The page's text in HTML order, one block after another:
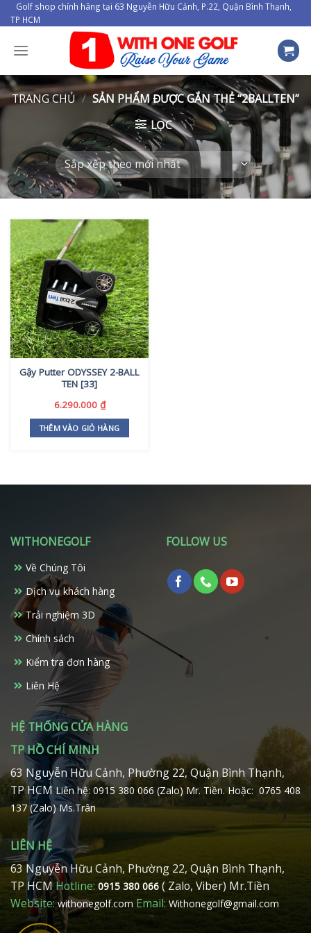
Skip
to
content
Golf shop chính hãng tại 63 Nguyễn Hữu Cảnh, P.22, Quận Bình Thạnh,
TP HCM
TRANG CHỦ / SẢN PHẨM ĐƯỢC GẮN THẺ “2BALLTEN”
LỌC
Gậy Putter ODYSSEY 2-BALL
TEN [33]
6.290.000 ₫
THÊM VÀO GIỎ HÀNG
WITHONEGOLF
Về Chúng Tôi
Dịch vụ khách hàng
Trải nghiệm 3D
Chính sách
Kiểm tra đơn hàng
Liên Hệ
FOLLOW US
HỆ THỐNG CỬA HÀNG
TP HỒ CHÍ MINH
63 Nguyễn Hữu Cảnh, Phường 22, Quận Bình Thạnh,
TP HCMLiên hệ: 0915 380 066 (Zalo) Mr. Tiền. Hoặc: 0765 408
137 (Zalo) Ms.Trân
LIÊN HỆ
63 Nguyễn Hữu Cảnh, Phường 22, Quận Bình Thạnh,
TP HCMHotline: 0915 380 066 ( Zalo, Viber) Mr.Tiền
Website:withonegolf.com Email: Withonegolf@gmail.com